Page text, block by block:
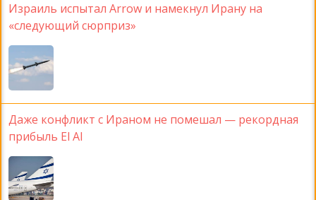
Израиль испытал Arrow и намекнул Ирану на
«следующий сюрприз»
Даже конфликт с Ираном не помешал — рекордная
прибыль El Al